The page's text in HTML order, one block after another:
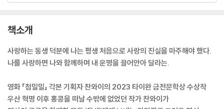
책소개
사랑하는 동생 덕분에 나는 평생 처음으로 사랑의 진실을 마주해야 했다.
나를 사랑하면 나와 함께하며 내 운명을 끌어안아 달라는.
영화 「첨밀밀」 각본 기획자 찬와이의 2023 타이완 금전문학상 수상작
우산 혁명 이후 홍콩을 떠날 수밖에 없었던 작가 찬와이가